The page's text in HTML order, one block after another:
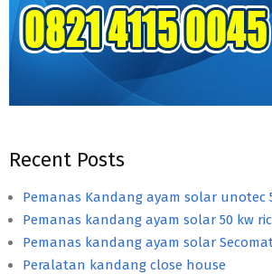
Recent Posts
Pemanas Kandang ayam solar unotec
Pemanas kandang ayam solar 50 kw
Pemanas kandang ayam solar
Peralatan kandang close house